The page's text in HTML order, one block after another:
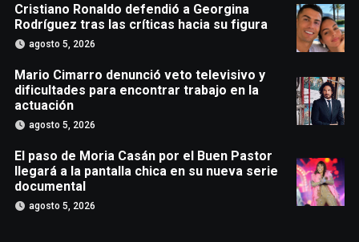
Cristiano Ronaldo defendió a Georgina
Rodríguez tras las críticas hacia su figura
agosto 5, 2026
Mario Cimarro denunció veto televisivo y
dificultades para encontrar trabajo en la
actuación
agosto 5, 2026
El paso de Moria Casán por el Buen Pastor
llegará a la pantalla chica en su nueva serie
documental
agosto 5, 2026